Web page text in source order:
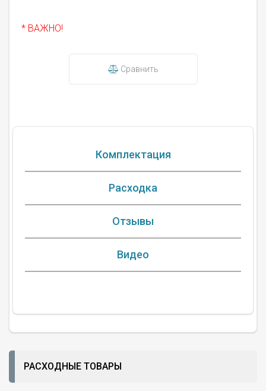
* ВАЖНО!
Сравнить
Комплектация
Расходка
Отзывы
Видео
РАСХОДНЫЕ ТОВАРЫ